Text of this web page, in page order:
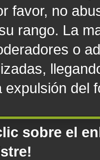
favor, no
rango. La
o
expulsión del
sobre el